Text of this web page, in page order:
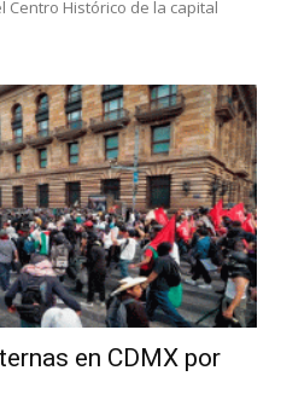
Histórico de la capital
en CDMX por